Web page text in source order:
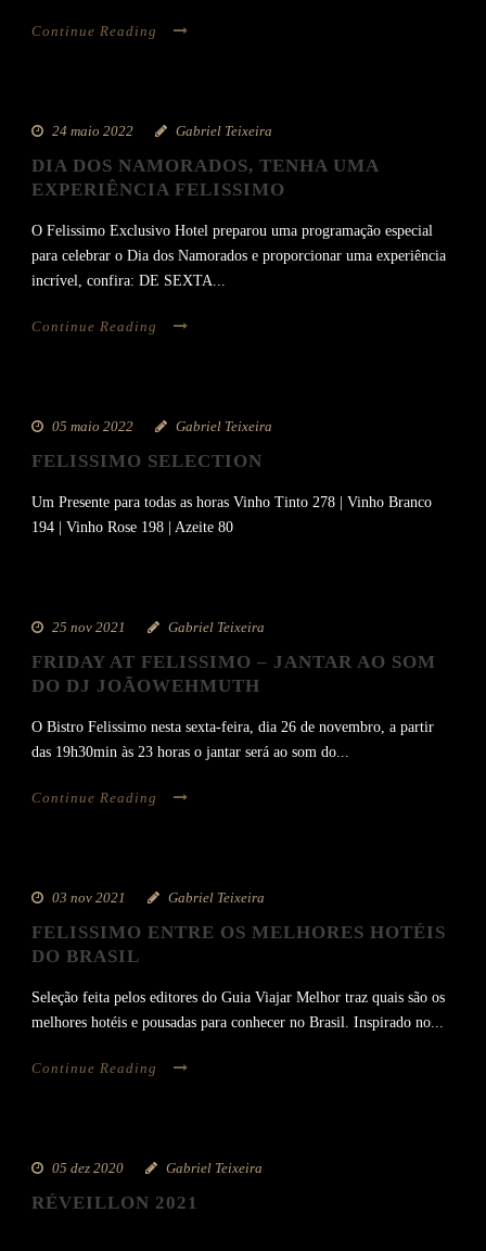
Continue Reading
24 maio 2022 Gabriel Teixeira
DIA DOS NAMORADOS, TENHA UMA
EXPERIÊNCIA FELISSIMO
O Felissimo Exclusivo Hotel preparou uma programação especial
para celebrar o Dia dos Namorados e proporcionar uma experiência
incrível, confira: DE SEXTA...
Continue Reading
05 maio 2022 Gabriel Teixeira
FELISSIMO SELECTION
Um Presente para todas as horas Vinho Tinto 278 | Vinho Branco
194 | Vinho Rose 198 | Azeite 80
25 nov 2021 Gabriel Teixeira
FRIDAY AT FELISSIMO – JANTAR AO SOM
DO DJ JOÃOWEHMUTH
O Bistro Felissimo nesta sexta-feira, dia 26 de novembro, a partir
das 19h30min às 23 horas o jantar será ao som do...
Continue Reading
03 nov 2021 Gabriel Teixeira
FELISSIMO ENTRE OS MELHORES HOTÉIS
DO BRASIL
Seleção feita pelos editores do Guia Viajar Melhor traz quais são os
melhores hotéis e pousadas para conhecer no Brasil. Inspirado no...
Continue Reading
05 dez 2020 Gabriel Teixeira
RÉVEILLON 2021